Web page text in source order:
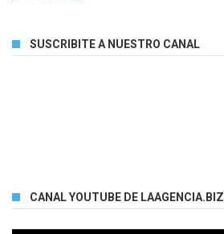
SUSCRIBITE A NUESTRO CANAL
CANAL YOUTUBE DE LAAGENCIA.BIZ